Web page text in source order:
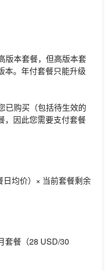
版本套餐，但高版本套
本。年付套餐只能升级
已购买（包括待生效的
，因此您需要支付套餐
日均价）× 当前套餐剩余
套餐（28 USD/30